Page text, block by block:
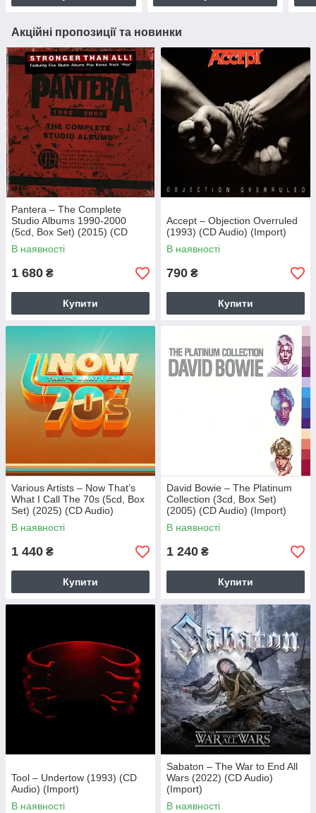
Акційні пропозиції та новинки
Pantera – The Complete
Studio Albums 1990-2000
(5cd, Box Set) (2015) (CD
Audio) (Import)
В наявності
1 680 ₴
Купити
Accept – Objection Overruled
(1993) (CD Audio) (Import)
В наявності
790 ₴
Купити
Various Artists – Now That’s
What I Call The 70s (5cd, Box
Set) (2025) (CD Audio)
(Import)
В наявності
1 440 ₴
Купити
David Bowie – The Platinum
Collection (3cd, Box Set)
(2005) (CD Audio) (Import)
В наявності
1 240 ₴
Купити
Tool – Undertow (1993) (CD
Audio) (Import)
В наявності
Sabaton – The War to End All
Wars (2022) (CD Audio)
(Import)
В наявності